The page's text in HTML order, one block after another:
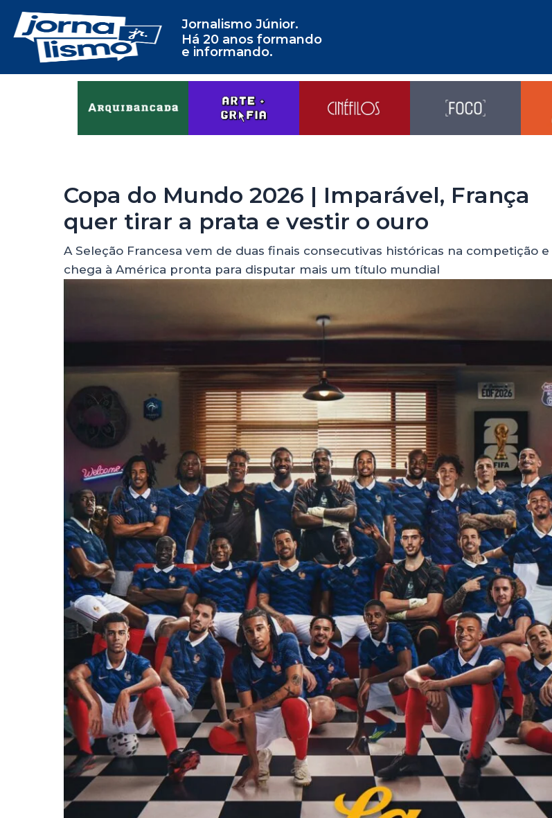
Jornalismo Júnior.
Há 20 anos formando
e informando.
Copa do Mundo 2026 | Imparável, França
quer tirar a prata e vestir o ouro
A Seleção Francesa vem de duas finais consecutivas históricas na competição e
chega à América pronta para disputar mais um título mundial